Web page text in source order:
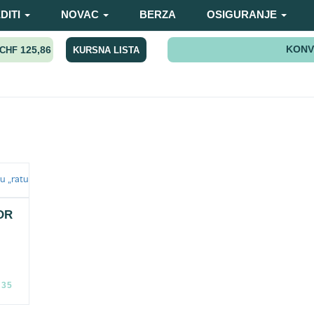
NOVAC BERZA OSIGURANJE
CHF 125,86 KURSNA LISTA